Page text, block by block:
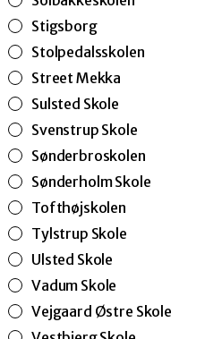
Stigsborg
Stolpedalsskolen
Street Mekka
Sulsted Skole
Svenstrup Skole
Sønderbroskolen
Sønderholm Skole
Tofthøjskolen
Tylstrup Skole
Ulsted Skole
Vadum Skole
Vejgaard Østre Skole